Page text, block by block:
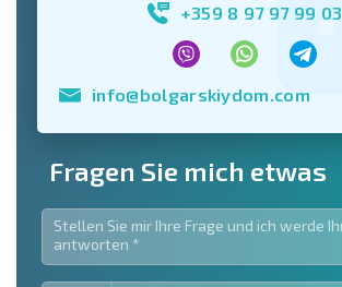
+359 8 97 97 99 03
info@bolgarskiydom.com
Fragen Sie mich etwas